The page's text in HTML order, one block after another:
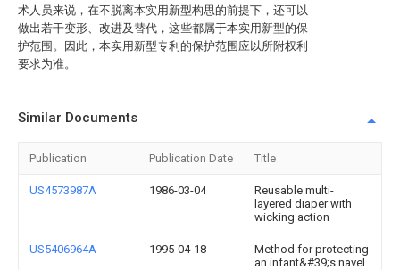
术人员来说，在不脱离本实用新型构思的前提下，还可以
做出若干变形、改进及替代，这些都属于本实用新型的保
护范围。因此，本实用新型专利的保护范围应以所附权利
要求为准。
Similar Documents
Publication Publication Date Title
US4573987A 1986-03-04
Reusable multi-
layered diaper with
wicking action
US5406964A 1995-04-18
Method for protecting
an infant&#39;s navel